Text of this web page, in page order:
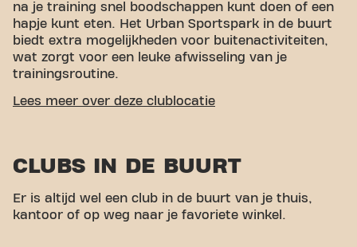
na je training snel boodschappen kunt doen of een
hapje kunt eten. Het Urban Sportspark in de buurt
biedt extra mogelijkheden voor buitenactiviteiten,
wat zorgt voor een leuke afwisseling van je
trainingsroutine.
GEMAKKELIJKE BEREIKBAARHEID
Auto:Er is parkeergelegenheid beschikbaar bij
Wilhelminastraat, waardoor het makkelijk is om
met de auto te komen.
Lees meer over deze clublocatie
CLUBS IN DE BUURT
Er is altijd wel een club in de buurt van je thuis,
kantoor of op weg naar je favoriete winkel.